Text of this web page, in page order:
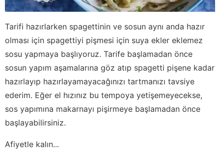
Tarifi hazırlarken spagettinin ve sosun aynı anda hazır
olması için spagettiyi pişmesi için suya ekler eklemez
sosu yapmaya başlıyoruz. Tarife başlamadan önce
sosun yapım aşamalarına göz atıp spagetti pişene kadar
hazırlayıp hazırlayamayacağınızı tartmanızı tavsiye
ederim. Eğer el hızınız bu tempoya yetişemeyecekse,
sos yapımına makarnayı pişirmeye başlamadan önce
başlayabilirsiniz.
Afiyetle kalın...